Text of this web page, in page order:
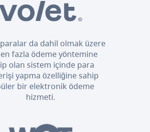
da dahil olmak üzere
fazla ödeme yöntemine
olan sistem içinde para
yapma özelliğine sahip
bir elektronik ödeme
hizmeti.